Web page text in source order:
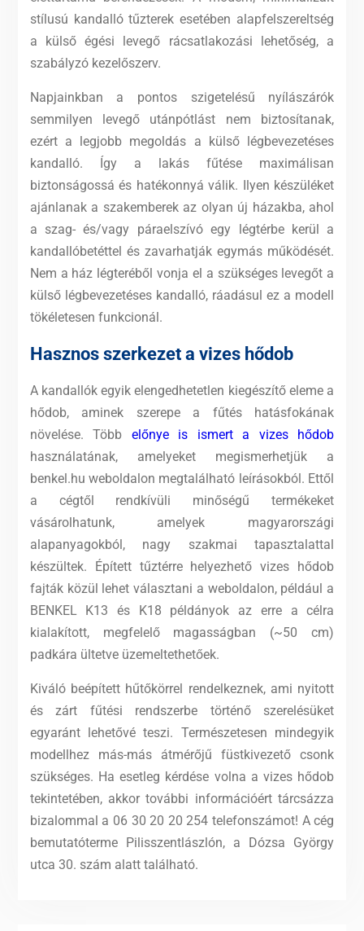
stílusú kandalló tűzterek esetében alapfelszereltség
a külső égési levegő rácsatlakozási lehetőség, a
szabályzó kezelőszerv.
Napjainkban a pontos szigetelésű nyílászárók
semmilyen levegő utánpótlást nem biztosítanak,
ezért a legjobb megoldás a külső légbevezetéses
kandalló. Így a lakás fűtése maximálisan
biztonságossá és hatékonnyá válik. Ilyen készüléket
ajánlanak a szakemberek az olyan új házakba, ahol
a szag- és/vagy páraelszívó egy légtérbe kerül a
kandallóbetéttel és zavarhatják egymás működését.
Nem a ház légteréből vonja el a szükséges levegőt a
külső légbevezetéses kandalló, ráadásul ez a modell
tökéletesen funkcionál.
Hasznos szerkezet a vizes hődob
A kandallók egyik elengedhetetlen kiegészítő eleme a
hődob, aminek szerepe a fűtés hatásfokának
növelése. Több előnye is ismert a vizes hődob
használatának, amelyeket megismerhetjük a
benkel.hu weboldalon megtalálható leírásokból. Ettől
a cégtől rendkívüli minőségű termékeket
vásárolhatunk, amelyek magyarországi
alapanyagokból, nagy szakmai tapasztalattal
készültek. Épített tűztérre helyezhető vizes hődob
fajták közül lehet választani a weboldalon, például a
BENKEL K13 és K18 példányok az erre a célra
kialakított, megfelelő magasságban (~50 cm)
padkára ültetve üzemeltethetőek.
Kiváló beépített hűtőkörrel rendelkeznek, ami nyitott
és zárt fűtési rendszerbe történő szerelésüket
egyaránt lehetővé teszi. Természetesen mindegyik
modellhez más-más átmérőjű füstkivezető csonk
szükséges. Ha esetleg kérdése volna a vizes hődob
tekintetében, akkor további információért tárcsázza
bizalommal a 06 30 20 20 254 telefonszámot! A cég
bemutatóterme Pilisszentlászlón, a Dózsa György
utca 30. szám alatt található.